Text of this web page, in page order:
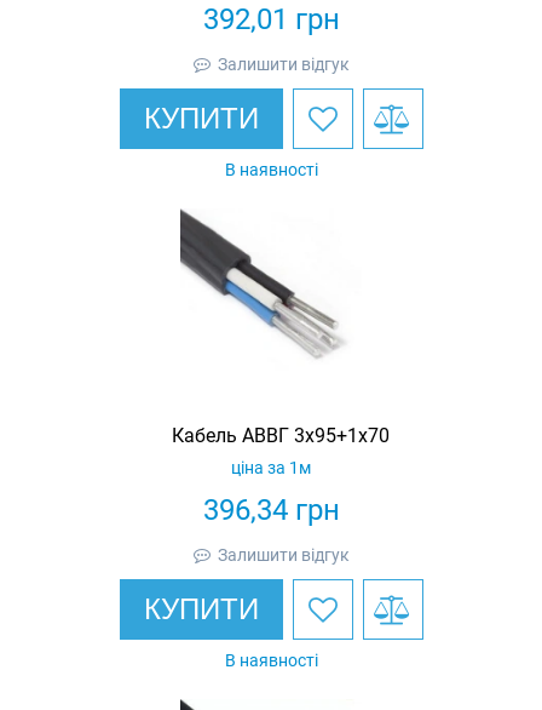
392,01 грн
Залишити відгук
КУПИТИ
В наявності
Кабель АВВГ 3х95+1х70
396,34грн
ціна за 1м
Залишити відгук
КУПИТИ
В наявності